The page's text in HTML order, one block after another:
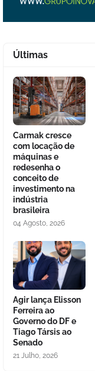
Últimas
Carmak cresce
com locação de
máquinas e
redesenha o
conceito de
investimento na
indústria
brasileira
04 Agosto, 2026
Agir lança Elisson
Ferreira ao
Governo do DF e
Tiago Társis ao
Senado
21 Julho, 2026